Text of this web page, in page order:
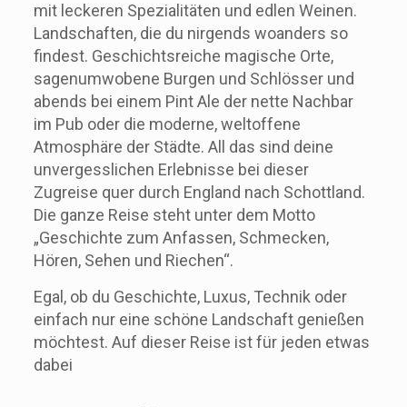
mit leckeren Spezialitäten und edlen Weinen.
Landschaften, die du nirgends woanders so
findest. Geschichtsreiche magische Orte,
sagenumwobene Burgen und Schlösser und
abends bei einem Pint Ale der nette Nachbar
im Pub oder die moderne, weltoffene
Atmosphäre der Städte. All das sind deine
unvergesslichen Erlebnisse bei dieser
Zugreise quer durch England nach Schottland.
Die ganze Reise steht unter dem Motto
„Geschichte zum Anfassen, Schmecken,
Hören, Sehen und Riechen“.
Egal, ob du Geschichte, Luxus, Technik oder
einfach nur eine schöne Landschaft genießen
möchtest. Auf dieser Reise ist für jeden etwas
dabei